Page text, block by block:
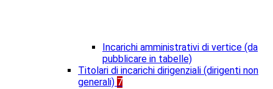
Incarichi amministrativi di vertice (da
pubblicare in tabelle)
Titolari di incarichi dirigenziali (dirigenti non
generali) 7